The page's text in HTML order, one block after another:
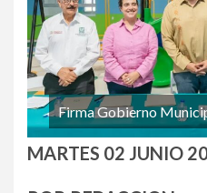
Firma Gobierno
MARTES 02 JUNIO